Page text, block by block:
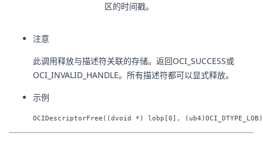
区的时间戳。
注意
此调用释放与描述符关联的存储。返回OCI_SUCCESS或
OCI_INVALID_HANDLE。所有描述符都可以显式释放。
示例